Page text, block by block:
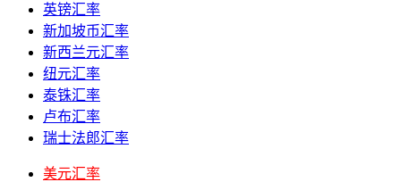
英镑汇率
新加坡币汇率
新西兰元汇率
纽元汇率
泰铢汇率
卢布汇率
瑞士法郎汇率
美元汇率